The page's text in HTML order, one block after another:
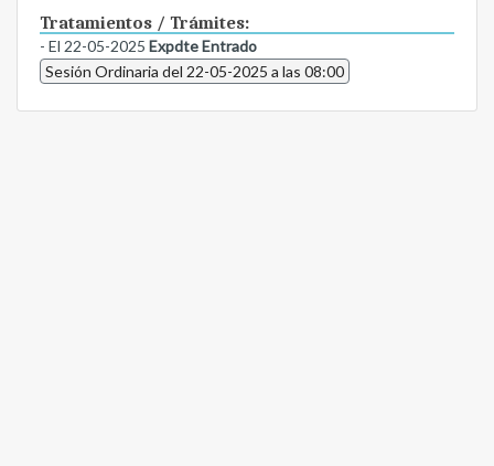
Tratamientos / Trámites:
- El 22-05-2025 Expdte Entrado
Sesión Ordinaria del 22-05-2025 a las 08:00